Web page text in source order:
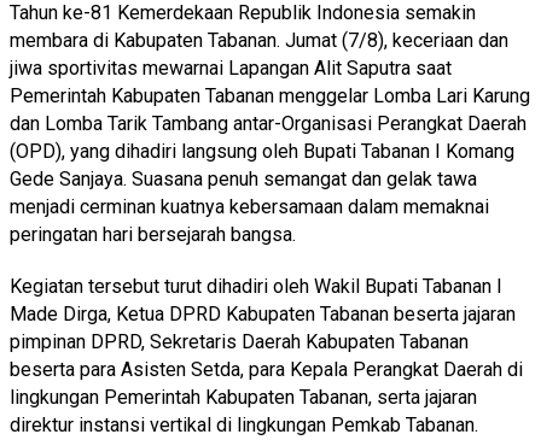
Tahun ke-81 Kemerdekaan Republik Indonesia semakin
membara di Kabupaten Tabanan. Jumat (7/8), keceriaan dan
jiwa sportivitas mewarnai Lapangan Alit Saputra saat
Pemerintah Kabupaten Tabanan menggelar Lomba Lari Karung
dan Lomba Tarik Tambang antar-Organisasi Perangkat Daerah
(OPD), yang dihadiri langsung oleh Bupati Tabanan I Komang
Gede Sanjaya. Suasana penuh semangat dan gelak tawa
menjadi cerminan kuatnya kebersamaan dalam memaknai
peringatan hari bersejarah bangsa.
Kegiatan tersebut turut dihadiri oleh Wakil Bupati Tabanan I
Made Dirga, Ketua DPRD Kabupaten Tabanan beserta jajaran
pimpinan DPRD, Sekretaris Daerah Kabupaten Tabanan
beserta para Asisten Setda, para Kepala Perangkat Daerah di
lingkungan Pemerintah Kabupaten Tabanan, serta jajaran
direktur instansi vertikal di lingkungan Pemkab Tabanan.